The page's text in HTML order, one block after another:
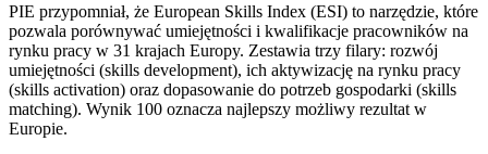
PIE przypomniał, że European Skills Index (ESI) to narzędzie, które
pozwala porównywać umiejętności i kwalifikacje pracowników na
rynku pracy w 31 krajach Europy. Zestawia trzy filary: rozwój
umiejętności (skills development), ich aktywizację na rynku pracy
(skills activation) oraz dopasowanie do potrzeb gospodarki (skills
matching). Wynik 100 oznacza najlepszy możliwy rezultat w
Europie.